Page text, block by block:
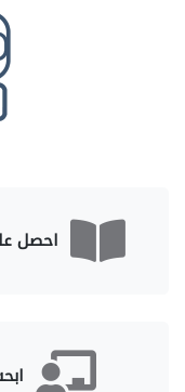
احصل